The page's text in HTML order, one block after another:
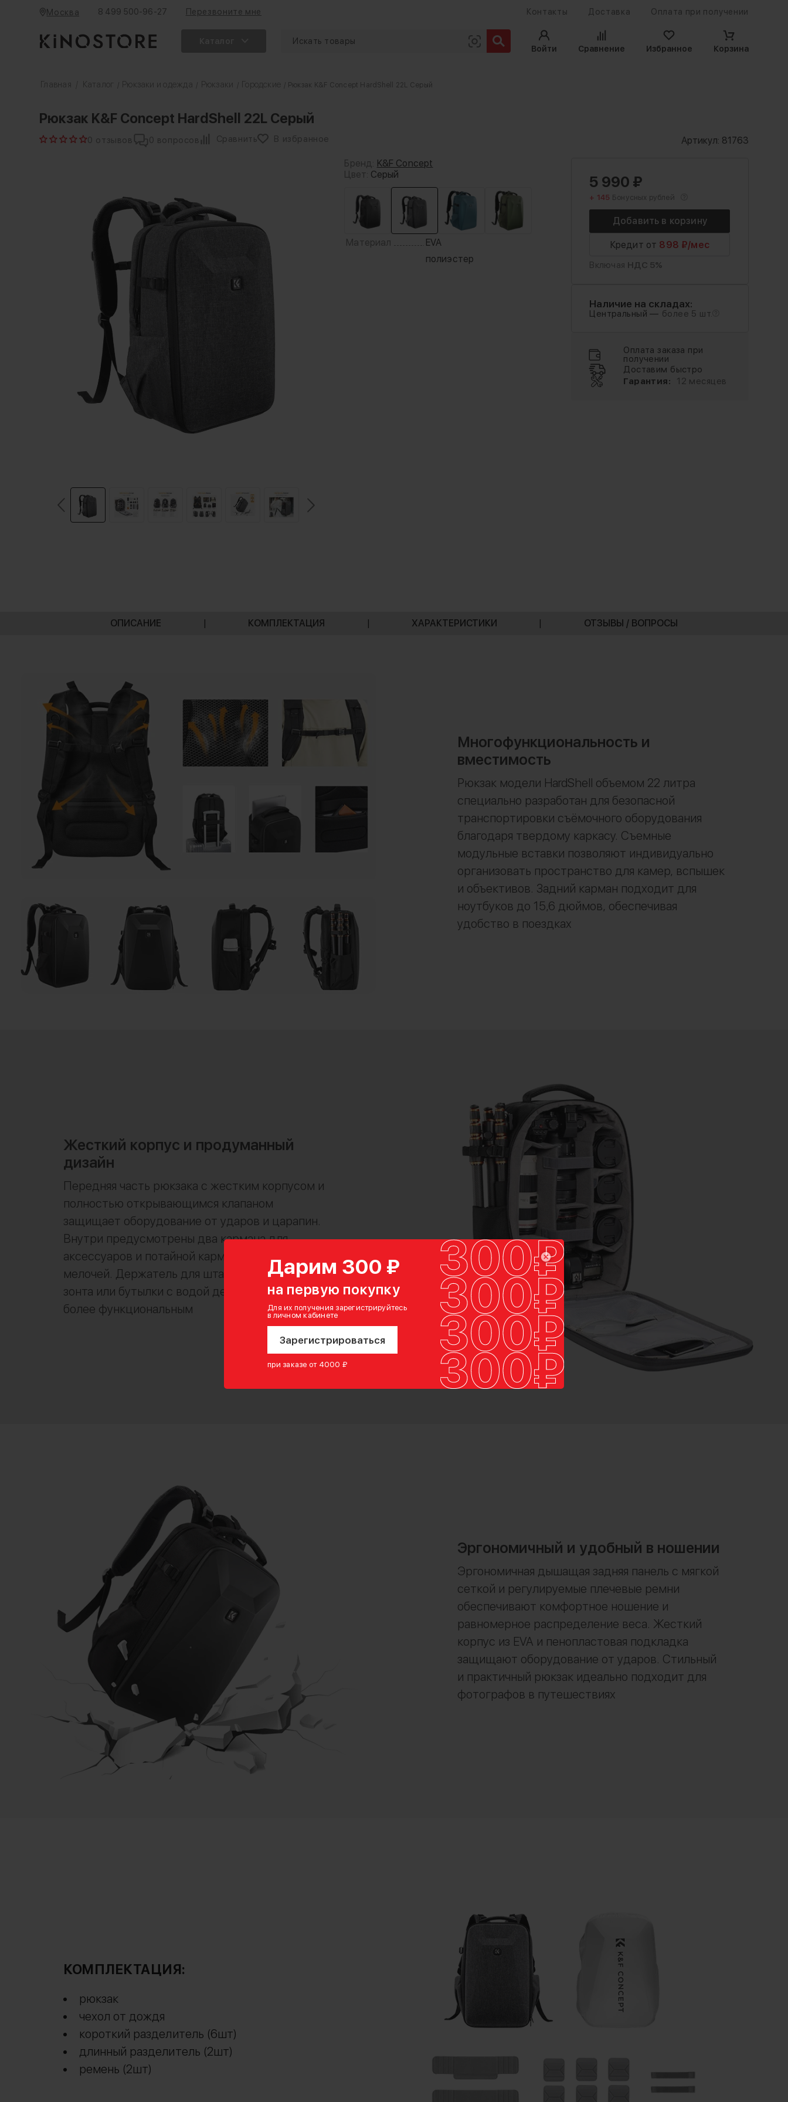
Дарим 300 ₽
на первую покупку
Для их получения зарегистрируйтесь
в личном кабинете
Зарегистрироваться
при заказе от 4000 ₽
Москва 8 499 500-96-27 Перезвоните мне Контакты Доставка Оплата при получении
Войти
Сравнение Избранное Корзина
Главная Каталог Рюкзаки и одежда Рюкзаки Городские / Рюкзак K&F Concept HardShell 22L Серый
Рюкзак K&F Concept HardShell 22L Серый
0 отзывов 0 вопросов Сравнить В избранное Артикул: 81763
Бренд: K&F Concept
Цвет: Серый
Материал
EVA
полиэстер
5 990 ₽
+ 145 Бонусных рублей
Кредит от 898 ₽/мес
Включая НДС 5%
Наличие на складах:
Центральный — более 5 шт.
Оплата заказа при
получении
Доставим быстро
Гарантия:
12 месяцев
ОПИСАНИЕ | КОМПЛЕКТАЦИЯ | ХАРАКТЕРИСТИКИ | ОТЗЫВЫ / ВОПРОСЫ
Многофункциональность и
вместимость
Рюкзак модели HardShell объемом 22 литра
специально разработан для безопасной
транспортировки съёмочного оборудования
благодаря твердому каркасу. Съемные
модульные вставки позволяют индивидуально
организовать пространство для камер, вспышек
и объективов. Задний карман подходит для
ноутбуков до 15,6 дюймов, обеспечивая
удобство в поездках
Жесткий корпус и продуманный
дизайн
Передняя часть рюкзака с жестким корпусом и
полностью открывающимся клапаном
защищает оборудование от ударов и царапин.
Внутри предусмотрены два кармана для
аксессуаров и потайной карман на молнии для
мелочей. Держатель для штатива и карман для
зонта или бутылки с водой делают рюкзак еще
более функциональным
Эргономичный и удобный в ношении
Эргономичная дышащая задняя панель с мягкой
сеткой и регулируемые плечевые ремни
обеспечивают комфортное ношение и
равномерное распределение веса. Жесткий
корпус из EVA и пенопластовая подкладка
защищают оборудование от ударов. Стильный
и практичный рюкзак идеально подходит для
фотографов в путешествиях
КОМПЛЕКТАЦИЯ:
рюкзак
чехол от дождя
короткий разделитель (6шт)
длинный разделитель (2шт)
ремень (2шт)